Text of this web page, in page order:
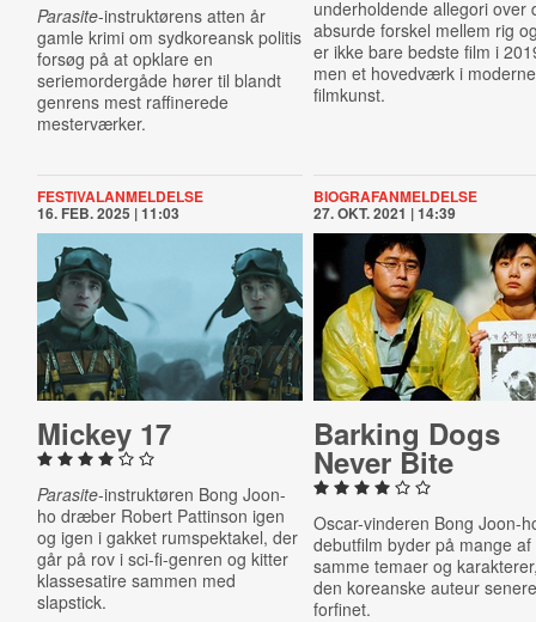
Parasite-instruktørens atten år
gamle krimi om sydkoreansk politis
forsøg på at opklare en
seriemordergåde hører til blandt
genrens mest raffinerede
mesterværker.
underholdende allegori over
absurde forskel mellem rig
er ikke bare bedste film i
men et hovedværk i moderne
filmkunst.
FESTIVALANMELDELSE
16. FEB. 2025 | 11:03
Mickey 17
Parasite-instruktøren Bong Joon-
ho dræber Robert Pattinson igen
og igen i gakket rumspektakel, der
går på rov i sci-fi-genren og kitter
klassesatire sammen med
slapstick.
BIOGRAFANMELDELSE
27. OKT. 2021 | 14:39
Barking Dogs
Never Bite
Oscar-vinderen Bong Joon-
debutfilm byder på mange
samme temaer og
den koreanske auteur
forfinet.